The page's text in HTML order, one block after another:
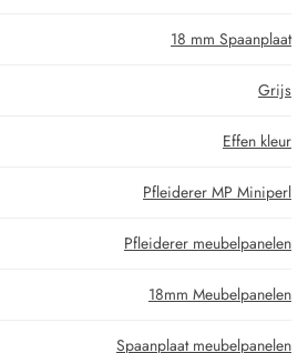
18 mm Spaanplaat
Grijs
Effen kleur
Pfleiderer MP Miniperl
Pfleiderer meubelpanelen
18mm Meubelpanelen
Spaanplaat meubelpanelen